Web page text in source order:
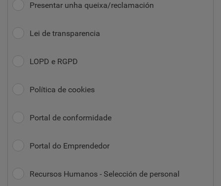
Presentar unha queixa/reclamación
Lei de transparencia
LOPD e RGPD
Política de cookies
Portal de conformidade
Portal do Emprendedor
Recursos Humanos - Selección de personal